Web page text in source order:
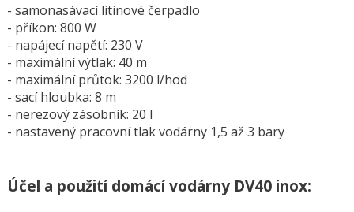
- samonasávací litinové čerpadlo
- příkon: 800 W
- napájecí napětí: 230 V
- maximální výtlak: 40 m
- maximální průtok: 3200 l/hod
- sací hloubka: 8 m
- nerezový zásobník: 20 l
- nastavený pracovní tlak vodárny 1,5 až 3 bary
Účel a použití domácí vodárny DV40 inox: